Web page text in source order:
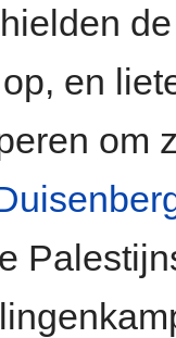
en
om